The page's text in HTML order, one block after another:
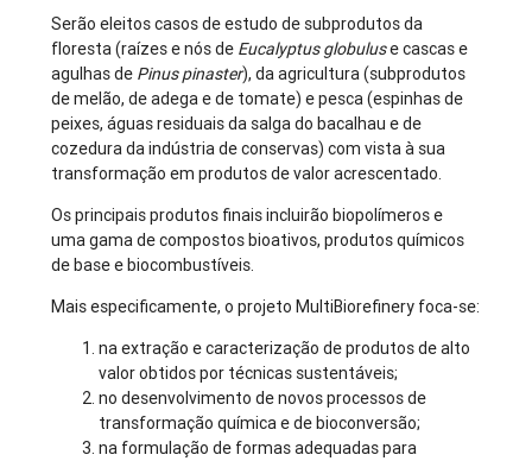
Serão eleitos casos de estudo de subprodutos da
floresta (raízes e nós de Eucalyptus globuluse cascas e
agulhas de Pinus pinaster), da agricultura (subprodutos
de melão, de adega e de tomate) e pesca (espinhas de
peixes, águas residuais da salga do bacalhau e de
cozedura da indústria de conservas) com vista à sua
transformação em produtos de valor acrescentado.
Os principais produtos finais incluirão biopolímeros e
uma gama de compostos bioativos, produtos químicos
de base e biocombustíveis.
Mais especificamente, o projeto MultiBiorefinery foca-se:
na extração e caracterização de produtos de alto
valor obtidos por técnicas sustentáveis;
no desenvolvimento de novos processos de
transformação química e de bioconversão;
na formulação de formas adequadas para